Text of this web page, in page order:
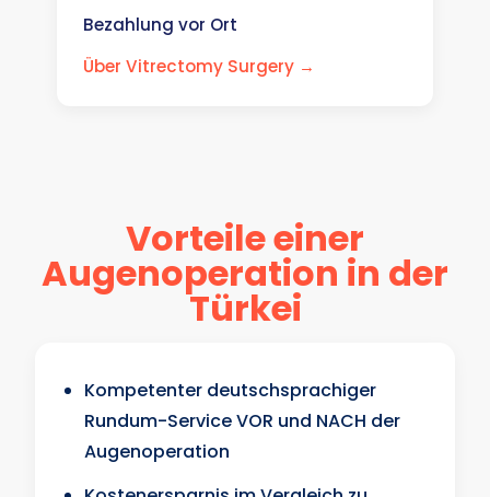
Bezahlung vor Ort
Über Vitrectomy Surgery →
Vorteile einer
Augenoperation in der
Türkei
Kompetenter deutschsprachiger
Rundum-Service VOR und NACH der
Augenoperation